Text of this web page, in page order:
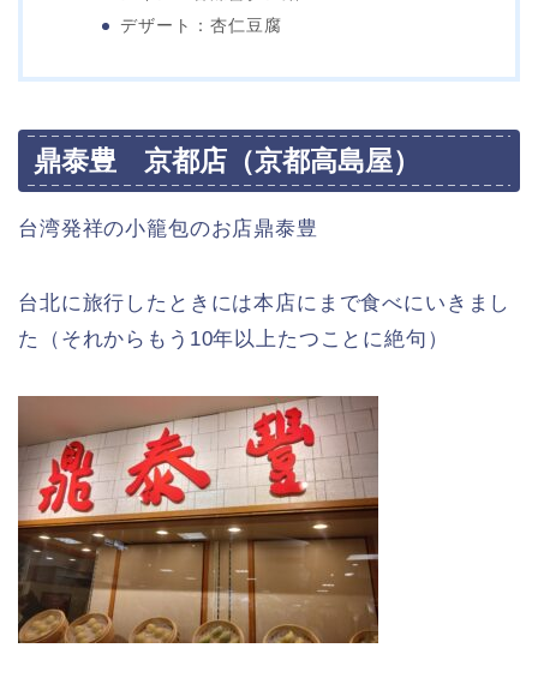
デザート：杏仁豆腐
鼎泰豊 京都店（京都高島屋）
台湾発祥の小籠包のお店鼎泰豊
台北に旅行したときには本店にまで食べにいきまし
た（それからもう10年以上たつことに絶句）